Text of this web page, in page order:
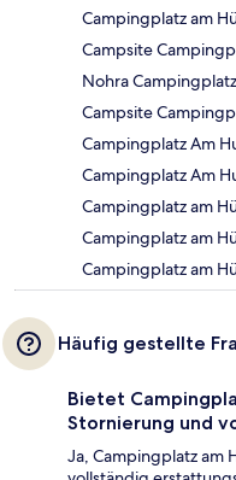
Campingplatz am
Campsite
Nohra
Campsite
Campingplatz Am
Campingplatz Am
Campingplatz am
Campingplatz am
Campingplatz am
Häufig gestellte
Bietet
Stornierung und
Ja, Campingplatz am